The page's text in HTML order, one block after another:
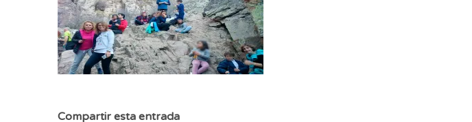
Compartir esta entrada